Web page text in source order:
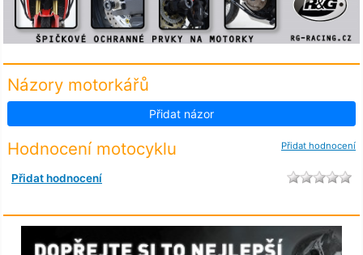
Názory motorkářů
Přidat názor
Přidat hodnocení
Hodnocení motocyklu
Přidat hodnocení